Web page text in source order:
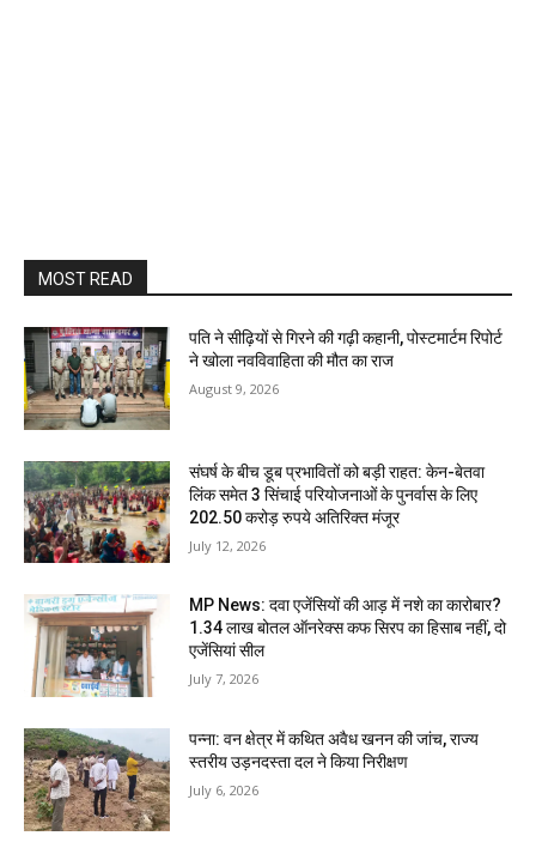
MOST READ
पति ने सीढ़ियों से गिरने की गढ़ी कहानी, पोस्टमार्टम रिपोर्ट
ने खोला नवविवाहिता की मौत का राज
August 9, 2026
संघर्ष के बीच डूब प्रभावितों को बड़ी राहत: केन-बेतवा
लिंक समेत 3 सिंचाई परियोजनाओं के पुनर्वास के लिए
202.50 करोड़ रुपये अतिरिक्त मंजूर
July 12, 2026
MP News: दवा एजेंसियों की आड़ में नशे का कारोबार?
1.34 लाख बोतल ऑनरेक्स कफ सिरप का हिसाब नहीं, दो
एजेंसियां सील
July 7, 2026
पन्ना: वन क्षेत्र में कथित अवैध खनन की जांच, राज्य
स्तरीय उड़नदस्ता दल ने किया निरीक्षण
July 6, 2026